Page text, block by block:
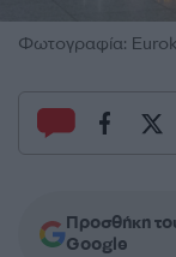
Φωτογραφία:
Προσθήκη
Google